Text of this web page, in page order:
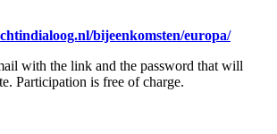
bijeenkomsten/europa/
with the link and the password that will
Participation is free of charge.